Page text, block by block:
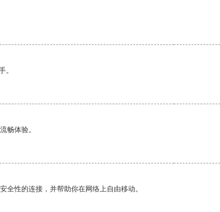
。
畅体验。
全性的连接，并帮助你在网络上自由移动。